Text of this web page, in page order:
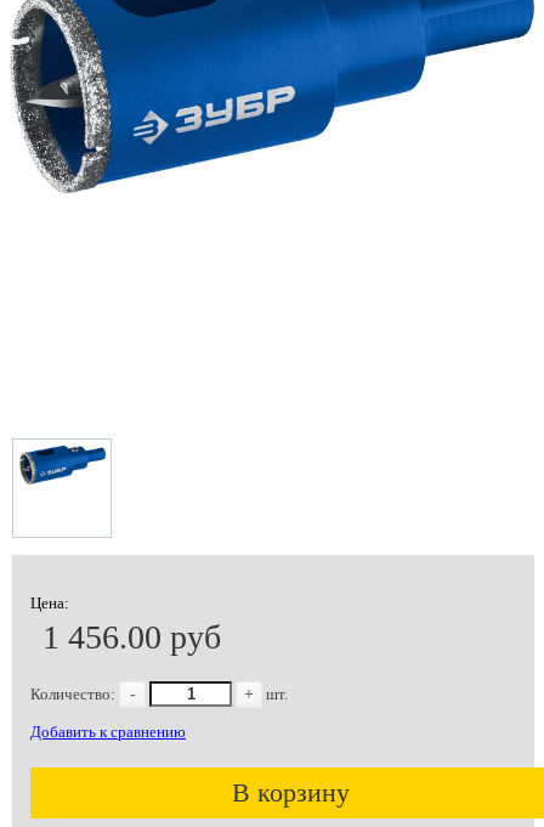
Цена:
1 456.00 руб
Количество: - + шт.
Добавить к сравнению
В корзину